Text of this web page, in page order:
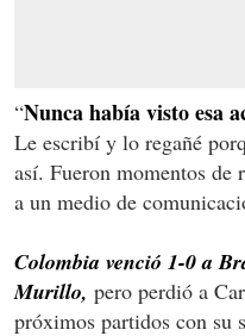
“Nunca había visto esa
Le escribí y lo regañé
así. Fueron momentos
a un medio de
Colombia venció 1-0 a
Murillo, pero perdió a
próximos partidos con su